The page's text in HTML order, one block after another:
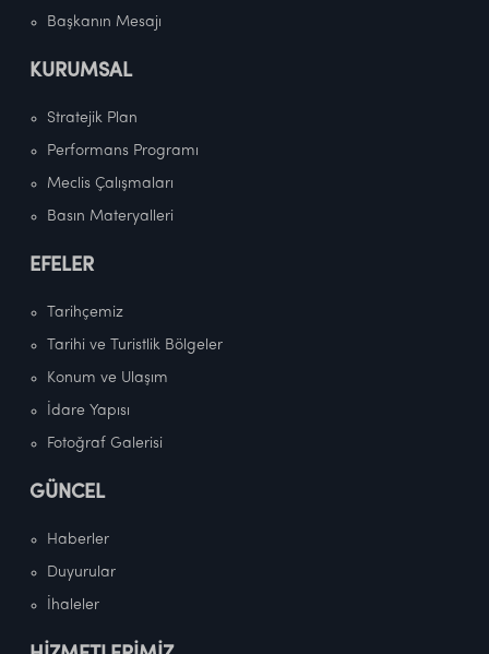
Başkanın Mesajı
KURUMSAL
Stratejik Plan
Performans Programı
Meclis Çalışmaları
Basın Materyalleri
EFELER
Tarihçemiz
Tarihi ve Turistlik Bölgeler
Konum ve Ulaşım
İdare Yapısı
Fotoğraf Galerisi
GÜNCEL
Haberler
Duyurular
İhaleler